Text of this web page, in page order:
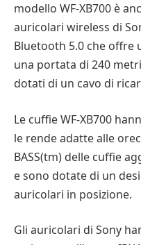
modello WF-XB700 è
auricolari wireless di
Bluetooth 5.0 che offre
una portata di 240
dotati di un cavo di
Le cuffie WF-XB700
le rende adatte alle
BASS(tm) delle cuffie
e sono dotate di un
auricolari in posizione.
Gli auricolari di Sony